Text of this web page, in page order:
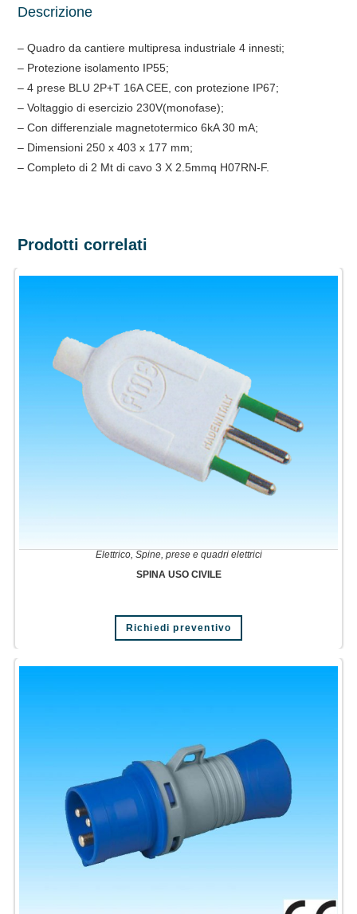
Descrizione
– Quadro da cantiere multipresa industriale 4 innesti;
– Protezione isolamento IP55;
– 4 prese BLU 2P+T 16A CEE, con protezione IP67;
– Voltaggio di esercizio 230V(monofase);
– Con differenziale magnetotermico 6kA 30 mA;
– Dimensioni 250 x 403 x 177 mm;
– Completo di 2 Mt di cavo 3 X 2.5mmq H07RN-F.
Prodotti correlati
Elettrico, Spine, prese e quadri elettrici
SPINA USO CIVILE
Richiedi preventivo